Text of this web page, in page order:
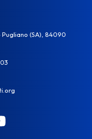
(SA), 84090